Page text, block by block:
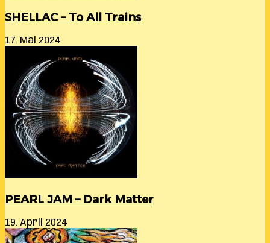
SHELLAC – To All Trains
17. Mai 2024
PEARL JAM – Dark Matter
19. April 2024